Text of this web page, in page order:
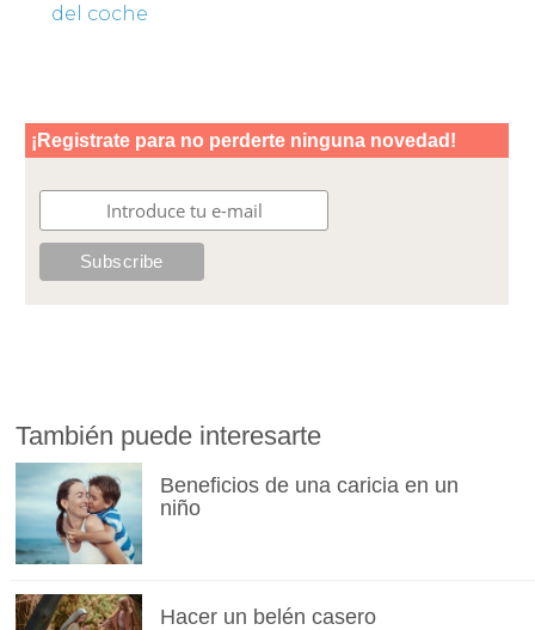
del coche
También puede interesarte
Beneficios de una caricia en un
niño
Hacer un belén casero